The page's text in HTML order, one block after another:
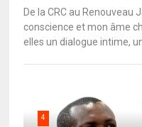
De la CRC au Renouveau
conscience et mon âme
elles un dialogue intime,
4